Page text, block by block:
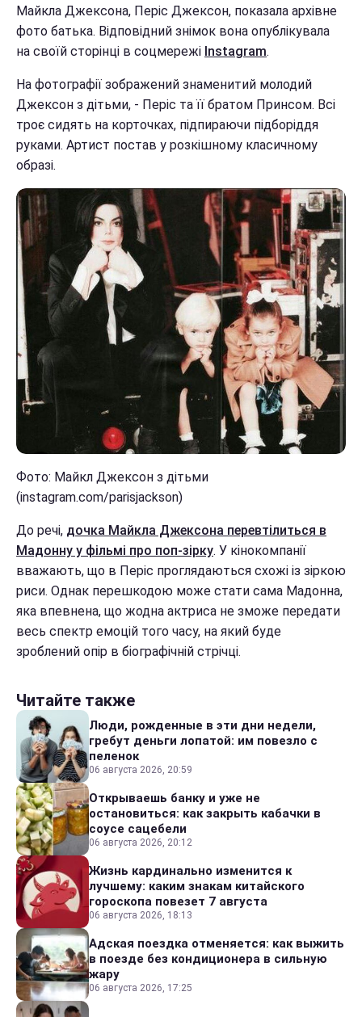
Майкла Джексона, Періс Джексон, показала архівне
фото батька. Відповідний знімок вона опублікувала
на своїй сторінці в соцмережі Instagram.
На фотографії зображений знаменитий молодий
Джексон з дітьми, - Періс та її братом Принсом. Всі
троє сидять на корточках, підпираючи підборіддя
руками. Артист постав у розкішному класичному
образі.
Фото: Майкл Джексон з дітьми
(instagram.com/parisjackson)
До речі, дочка Майкла Джексона перевтілиться в
Мадонну у фільмі про поп-зірку. У кінокомпанії
вважають, що в Періс проглядаються схожі із зіркою
риси. Однак перешкодою може стати сама Мадонна,
яка впевнена, що жодна актриса не зможе передати
весь спектр емоцій того часу, на який буде
зроблений опір в біографічній стрічці.
Читайте также
Люди, рожденные в эти дни недели,
гребут деньги лопатой: им повезло с
пеленок
06 августа 2026, 20:59
Открываешь банку и уже не
остановиться: как закрыть кабачки в
соусе сацебели
06 августа 2026, 20:12
Жизнь кардинально изменится к
лучшему: каким знакам китайского
гороскопа повезет 7 августа
06 августа 2026, 18:13
Адская поездка отменяется: как выжить
в поезде без кондиционера в сильную
жару
06 августа 2026, 17:25